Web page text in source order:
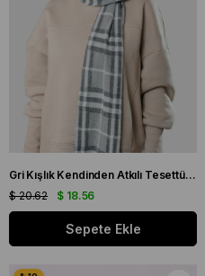
Gri Kışlık Kendinden Atkılı Tesettür Bone Jakar Ekoseli 2322_15
$ 18.56
$ 20.62
Sepete Ekle